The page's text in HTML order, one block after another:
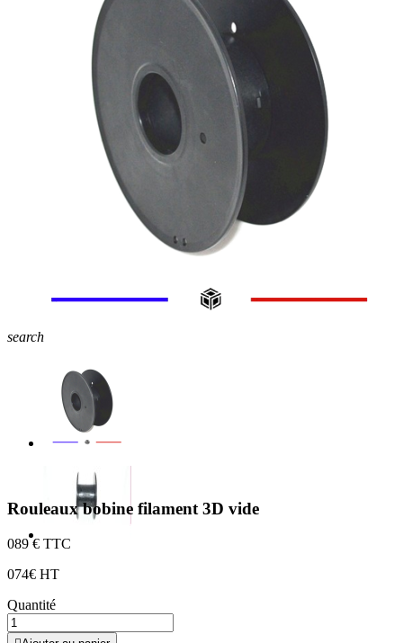
search
Rouleaux bobine filament 3D vide
089 € TTC
074€ HT
Quantité